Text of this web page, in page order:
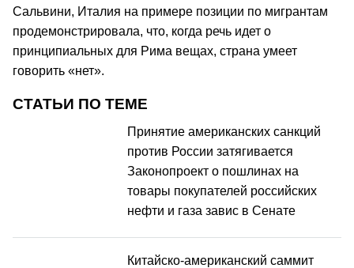
Сальвини, Италия на примере позиции по мигрантам
продемонстрировала, что, когда речь идет о
принципиальных для Рима вещах, страна умеет
говорить «нет».
СТАТЬИ ПО ТЕМЕ
Принятие американских санкций
против России затягивается
Законопроект о пошлинах на
товары покупателей российских
нефти и газа завис в Сенате
Китайско-американский саммит